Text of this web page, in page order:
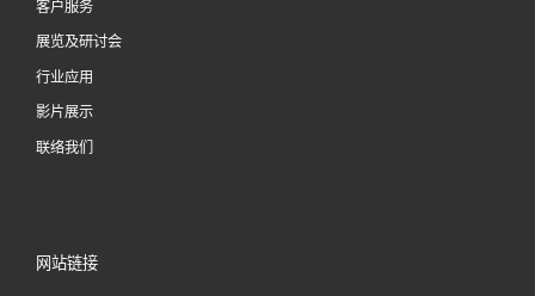
客户服务
展览及研讨会
行业应用
影片展示
联络我们
网站链接